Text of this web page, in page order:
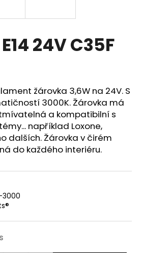
24V C35F
žárovka 3,6W na 24V. S
3000K. Žárovka má
a kompatibilní s
například Loxone,
dalších. Žárovka v čirém
do každého interiéru.
3000
HLEDAT